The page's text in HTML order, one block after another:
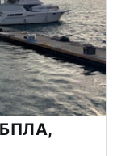
БПЛА,